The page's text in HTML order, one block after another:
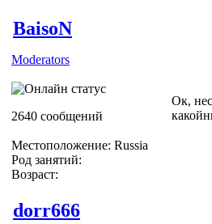
BaisoN
Moderators
2640 сообщений
Местоположение: Russia
Род занятий:
Возраст:
Ок,
dorr666